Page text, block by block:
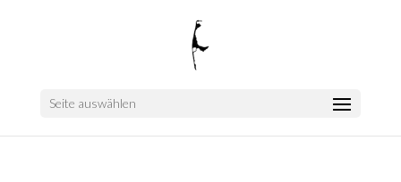
Seite auswählen